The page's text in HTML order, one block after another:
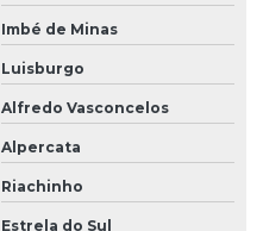
Imbé de Minas
Luisburgo
Alfredo Vasconcelos
Alpercata
Riachinho
Estrela do Sul